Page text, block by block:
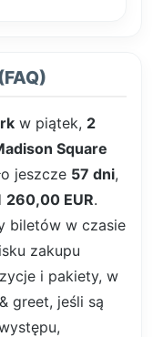
w piątek, 2
Square
jeszcze 57 dni,
260,00 EUR.
biletów w czasie
zakupu
i pakiety, w
greet, jeśli są